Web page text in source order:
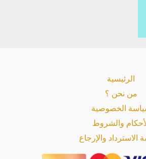
الرئيسية
من نحن ؟
الخصوصية
والشروط
الاسترداد والإرجاع